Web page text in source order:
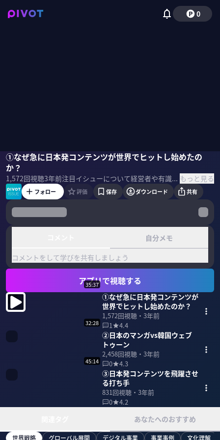
0
①なぜ急に日本発コンテンツが世界でヒットし始めたの
か？
1,572回視聴3年前 注目イシューについて経営者や有識者が議論する「PIVOT ISSUE」。第4回は「日本発コンテンツのグローバル展開」をテーマに、4人のゲストと徹底討論します。 ＜ゲスト＞ ・村松俊亮｜ソニー・ミュージックエンタテインメント 社長CEO / 経団連クリエイティブエコノミー 委員長 ・籾山悠太｜幹『少年ジャンプ＋』副編集長 ・カン・ハンナ｜国際社会文化学者 ・芝辻幹也｜フーモア CEO ＜目次＞ もっと見る
村松俊亮籾山悠太カン・ハンナ芝辻幹也佐々木紀彦
フォロー 評価 保存 ダウンロード 共有
自分メモ
コメントをして学びを共有しましょう
アプリで視聴する
35:37
①なぜ急に日本発コンテンツが
世界でヒットし始めたのか？
1,572回視聴・ 3年前
1
4.4
32:28
②日本のマンガvs韓国ウェブ
トゥーン
2,458回視聴・ 3年前
0
4.3
45:14
③日本発コンテンツを飛躍させ
る打ち手
831回視聴・ 3年前
0
4.2
あなたへのおすすめ
世界戦略 グローバル展開 デジタル事業 事業事例 文化理解